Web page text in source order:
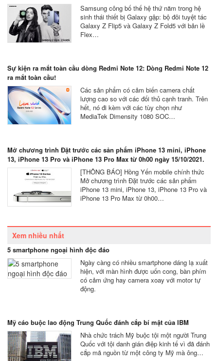
Samsung công bố thế hệ thứ năm trong hệ
sinh thái thiết bị Galaxy gập: bộ đôi tuyệt tác
Galaxy Z Flip5 và Galaxy Z Fold5 với bản lề
Flex…
Sự kiện ra mắt toàn cầu dòng Redmi Note 12: Dòng Redmi Note 12
ra mắt toàn cầu!
Các sản phẩm có cảm biến camera chất
lượng cao so với các đối thủ cạnh tranh. Trên
hết, nó đi kèm với các tùy chọn như
MediaTek Dimensity 1080 SOC…
Mở chương trình Đặt trước các sản phẩm iPhone 13 mini, iPhone
13, iPhone 13 Pro và iPhone 13 Pro Max từ 0h00 ngày 15/10/2021.
[THÔNG BÁO] Hồng Yến mobile chính thức
Mở chương trình Đặt trước các sản phẩm
iPhone 13 mini, iPhone 13, iPhone 13 Pro và
iPhone 13 Pro Max từ 0h00…
Xem nhiều nhất
5 smartphone ngoại hình độc đáo
Ngày càng có nhiều smartphone dáng lạ xuất
hiện, với màn hình được uốn cong, bàn phím
có cảm ứng hay camera xoay với motor tự
động.
Mỹ cáo buộc lao động Trung Quốc đánh cắp bí mật của IBM
Nhà chức trách Mỹ buộc tội một người Trung
Quốc với tội danh gián điệp kinh tế vì đã đánh
cắp mã nguồn từ một công ty Mỹ mà ông…